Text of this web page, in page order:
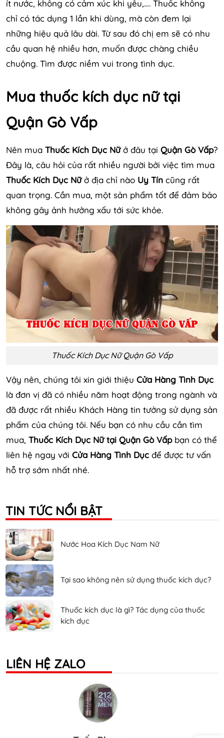
ít nước, không có cảm xúc khi yêu,…. Thuốc không
chỉ có tác dụng 1 lần khi dùng, mà còn đem lại
những hiệu quả lâu dài. Từ sau đó chị em sẽ có nhu
cầu quan hệ nhiều hơn, muốn được chàng chiều
chuộng. Tìm được niềm vui trong tình dục.
Mua thuốc kích dục nữ tại
Quận Gò Vấp
Nên mua Thuốc Kích Dục Nữở đâu tại Quận Gò Vấp?
Đây là, câu hỏi của rất nhiều người bởi việc tìm mua
Thuốc Kích Dục Nữở địa chỉ nào Uy Tín cũng rất
quan trọng. Cần mua, một sản phẩm tốt để đảm bảo
không gây ảnh hưởng xấu tới sức khỏe.
Thuốc Kích Dục Nữ Quận Gò Vấp
Vậy nên, chúng tôi xin giới thiệu Cửa Hàng Tình Dục
là đơn vị đã có nhiều năm hoạt động trong ngành và
đã được rất nhiều Khách Hàng tin tưởng sử dụng sản
phẩm của chúng tôi. Nếu bạn có nhu cầu cần tìm
mua, Thuốc Kích Dục Nữ tại Quận Gò Vấpbạn có thể
liên hệ ngay với Cửa Hàng Tình Dục để được tư vấn
hỗ trợ sớm nhất nhé.
TIN TỨC NỔI BẬT
Nước Hoa Kích Dục Nam Nữ
Tại sao không nên sử dụng thuốc kích dục?
Thuốc kích dục là gì? Tác dụng của thuốc
kích dục
LIÊN HỆ ZALO